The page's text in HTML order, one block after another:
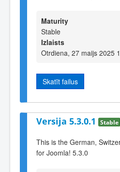
Maturity
Stable
Izlaists
Otrdiena, 27 maijs 2025
Skatīt failus
Versija 5.3.0.1 Stable
This is the German,
for Joomla! 5.3.0